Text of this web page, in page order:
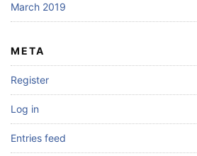
March 2019
META
Register
Log in
Entries feed